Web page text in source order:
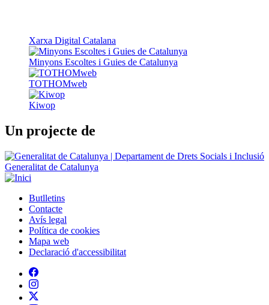
Xarxa Digital Catalana
Minyons Escoltes i Guies de Catalunya
TOTHOMweb
Kiwop
Un projecte de
Generalitat de Catalunya
Peu
Butlletins
Contacte
Avís legal
Política de cookies
Mapa web
Declaració d'accessibilitat